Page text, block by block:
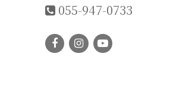
055-947-0733